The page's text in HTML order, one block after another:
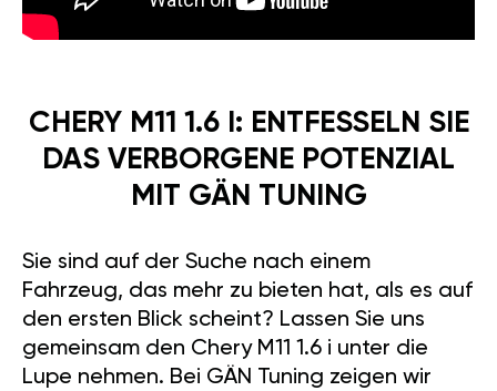
CHERY M11 1.6 I: ENTFESSELN SIE
DAS VERBORGENE POTENZIAL
MIT GÄN TUNING
Sie sind auf der Suche nach einem
Fahrzeug, das mehr zu bieten hat, als es auf
den ersten Blick scheint? Lassen Sie uns
gemeinsam den Chery M11 1.6 i unter die
Lupe nehmen. Bei GÄN Tuning zeigen wir